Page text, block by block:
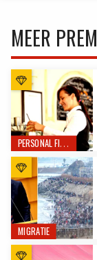
MEER
PERSONAL FINANCE
MIGRATIE